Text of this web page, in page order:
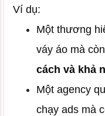
Ví dụ:
Một thương
váy áo mà
cách và khả
Một agency
chạy ads mà